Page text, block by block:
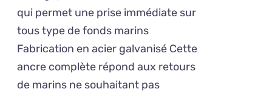
CHOISIES
SUR
LA
PAGE
PRODUIT
qui permet une prise immédiate sur
tous type de fonds marins
Fabrication en acier galvanisé Cette
ancre complète répond aux retours
de marins ne souhaitant pas